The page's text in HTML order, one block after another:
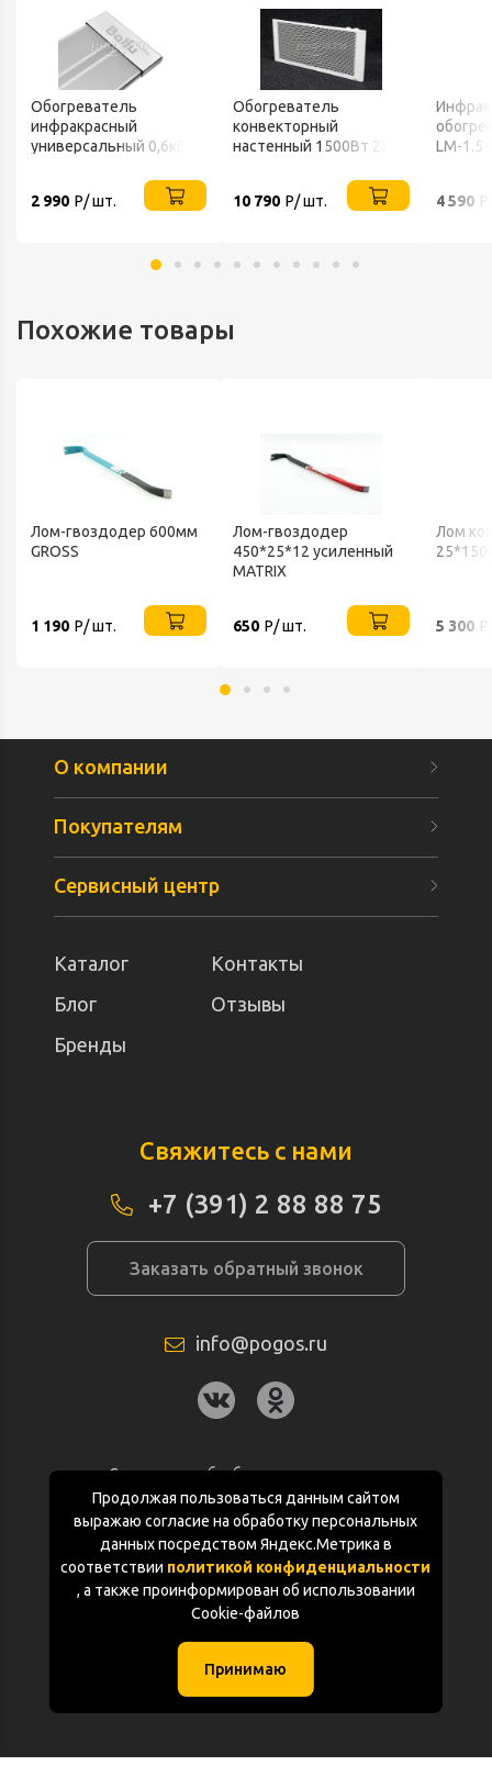
Обогреватель
инфракрасный
универсальный 0,6кВт
2 990 Р/ шт.
Обогреватель
конвекторный
настенный 1500Вт 220В
10 790 Р/ шт.
LM-
4 590
Похожие товары
Лом-гвоздодер 600мм
GROSS
1 190 Р/ шт.
Лом-гвоздодер
450*25*12 усиленный
MATRIX
650 Р/ шт.
Лом
5 300
Продолжая пользоваться данным сайтом
выражаю согласие на обработку персональных
данных посредством Яндекс.Метрика в
соответствии политикой конфиденциальности
, а также проинформирован об использовании
Cookie-файлов
Принимаю
О компании
Покупателям
Сервисный центр
Каталог
Контакты
Блог
Отзывы
Бренды
Свяжитесь с нами
+7 (391) 2 88 88 75
Заказать обратный звонок
info@pogos.ru
Согласие на обработку персональных
данных
Политика конфиденциальности
Документация
(с) «POGOS.ru» 2010-2026 (ИП Чивчян М.Р.)